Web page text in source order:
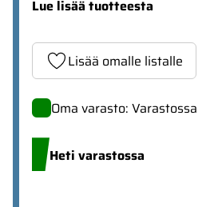
Lue lisää tuotteesta
Lisää omalle listalle
Oma varasto: Varastossa
Heti varastossa